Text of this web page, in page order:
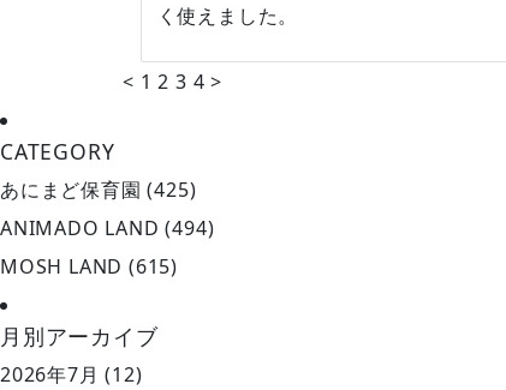
く使えました。
投
ゲ
ー
ョ
< 1 2 3 4 >
CATEGORY
あにまど保育園 (425)
ANIMADO LAND (494)
MOSH LAND (615)
月別アーカイブ
2026年7月 (12)